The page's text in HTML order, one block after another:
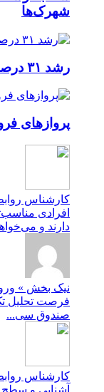
شهرک‌ها
رشد ۳۱ درصدی تولید شیر در سیستان و بلوچستان
پروازهای
کارشناس
افرادی
دارند و
نیک بخش »
فرصت تحلیل
صندوق سی...
کارشناس
آشنایی و